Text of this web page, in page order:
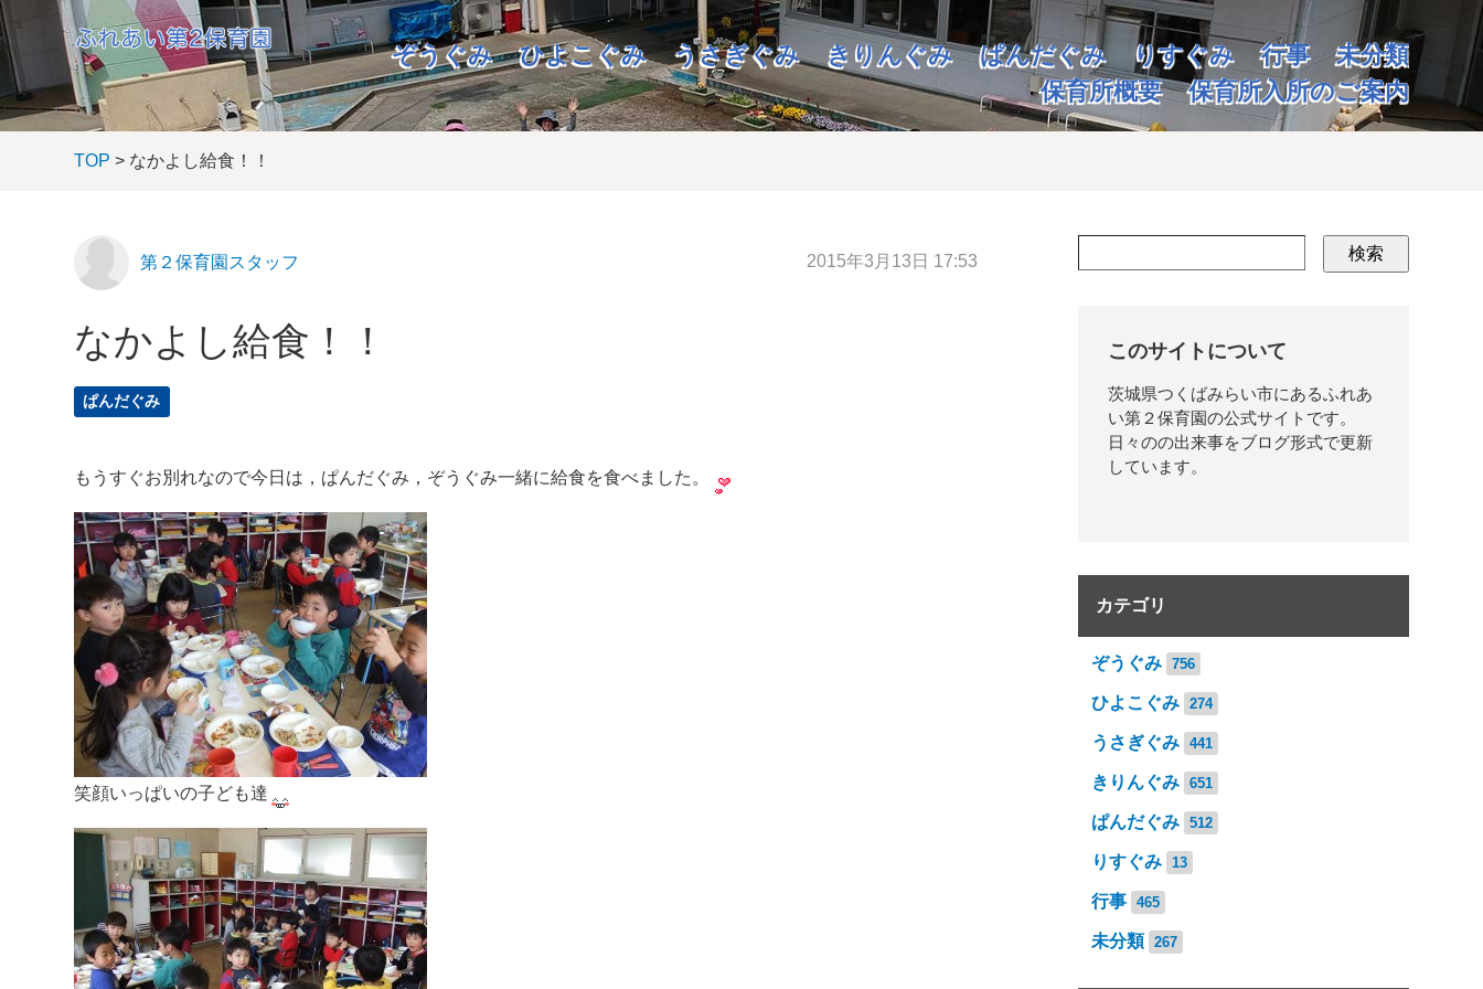
ぞうぐみ ひよこぐみ うさぎぐみ きりんぐみ ぱんだぐみ りすぐみ 行事
未分類
保育所概要
保育所入所のご案内
TOP > なかよし給食！！
第２保育園スタッフ 2015年3月13日 17:53
なかよし給食！！
ぱんだぐみ
もうすぐお別れなので今日は，ぱんだぐみ，ぞうぐみ一緒に給食を食べました。
笑顔いっぱいの子ども達
検索
このサイトについて
茨城県つくばみらい市にあるふれあ
い第２保育園の公式サイトです。
日々のの出来事をブログ形式で更新
しています。
カテゴリ
ぞうぐみ 756
ひよこぐみ 274
うさぎぐみ 441
きりんぐみ 651
ぱんだぐみ 512
りすぐみ 13
行事 465
未分類 267